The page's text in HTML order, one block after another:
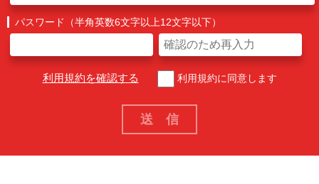
パスワード（半角英数6文字以上12文字以下）
利用規約を確認する 利用規約に同意します